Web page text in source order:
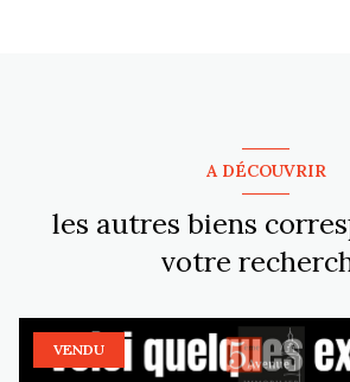
A DÉCOUVRIR
les autres biens
votre
VENDU